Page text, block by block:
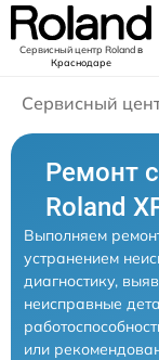
Сервисный центр Rolandв
Краснодаре
Сервисный
Ремонт
Roland
Выполняем
устранением
диагностику,
неисправные
или